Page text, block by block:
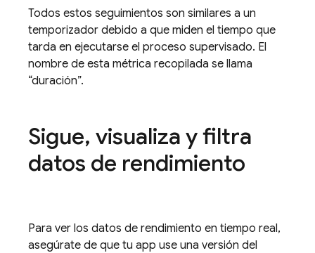
Todos estos seguimientos son similares a un
temporizador debido a que miden el tiempo que
tarda en ejecutarse el proceso supervisado. El
nombre de esta métrica recopilada se llama
“duración”.
Sigue, visualiza y filtra
datos de rendimiento
Para ver los datos de rendimiento en tiempo real,
asegúrate de que tu app use una versión del